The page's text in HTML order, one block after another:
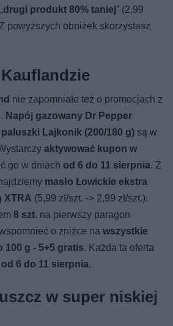
drugi produkt 80% taniej” (2,99
Z powyższych obniżek skorzystasz
nie zapomniało też o promocjach z
Napój gazowany Dr Pepper
paluszki Lajkonik (200/180 g) są w
aktywować kupon w
go w dniach od 6 do 11 sierpnia. Z
masło Łowickie ekstra
XTRA (5,99 zł/szt. -> 2,99 zł/szt.).
8 szt. na pierwszy paragon
o zniżce nawszystkie
g - 5+5 gratis. Każda ta oferta
od 6 do 11 sierpnia.
w super niskiej